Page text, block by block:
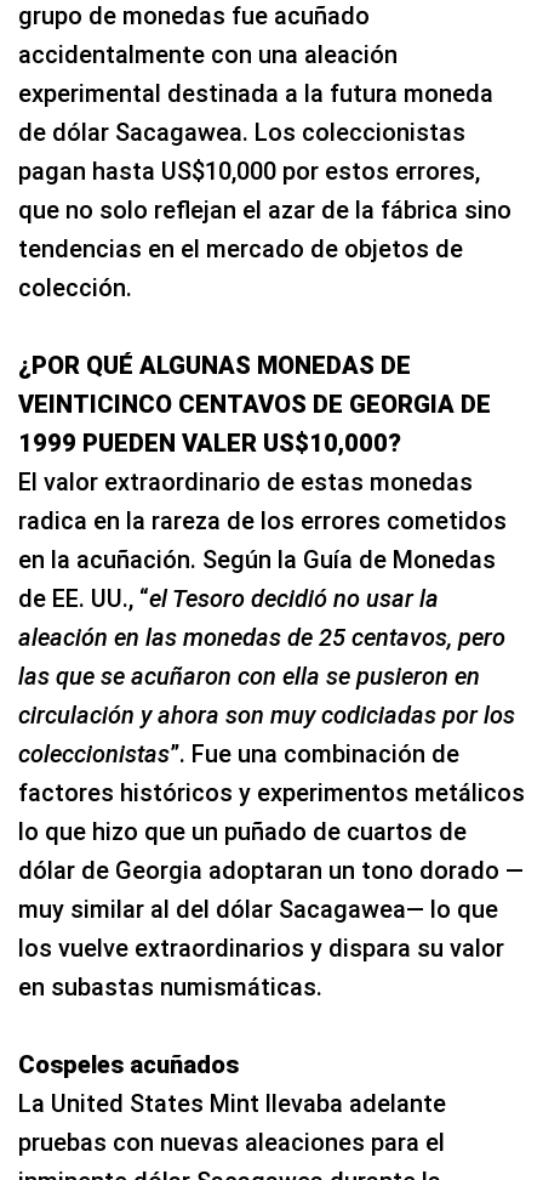
grupo de monedas fue acuñado
accidentalmente con una aleación
experimental destinada a la futura moneda
de dólar Sacagawea. Los coleccionistas
pagan hasta US$10,000 por estos errores,
que no solo reflejan el azar de la fábrica sino
tendencias en el mercado de objetos de
colección.​
¿POR QUÉ ALGUNAS MONEDAS DE
VEINTICINCO CENTAVOS DE GEORGIA DE
1999 PUEDEN VALER US$10,000?
El valor extraordinario de estas monedas
radica en la rareza de los errores cometidos
en la acuñación. Según la Guía de Monedas
de EE. UU., “el Tesoro decidió no usar la
aleación en las monedas de 25 centavos, pero
las que se acuñaron con ella se pusieron en
circulación y ahora son muy codiciadas por los
coleccionistas”. Fue una combinación de
factores históricos y experimentos metálicos
lo que hizo que un puñado de cuartos de
dólar de Georgia adoptaran un tono dorado —
muy similar al del dólar Sacagawea— lo que
los vuelve extraordinarios y dispara su valor
en subastas numismáticas.​
Cospeles acuñados
La United States Mint llevaba adelante
pruebas con nuevas aleaciones para el